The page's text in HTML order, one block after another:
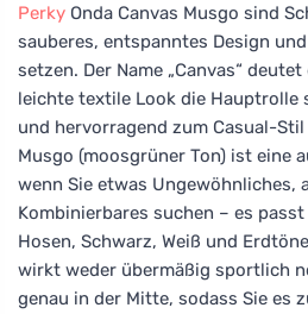
Perky Onda Canvas Musgo sind
sauberes, entspanntes Design
setzen. Der Name „Canvas“
leichte textile Look die
und hervorragend zum Casual-
Musgo (moosgrüner Ton) ist eine
wenn Sie etwas Ungewöhnliches,
Kombinierbares suchen – es
Hosen, Schwarz, Weiß und
wirkt weder übermäßig sportlich
genau in der Mitte, sodass Sie es